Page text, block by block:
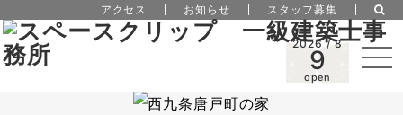
アクセス お知らせ スタッフ募集
2026 / 8
9
open